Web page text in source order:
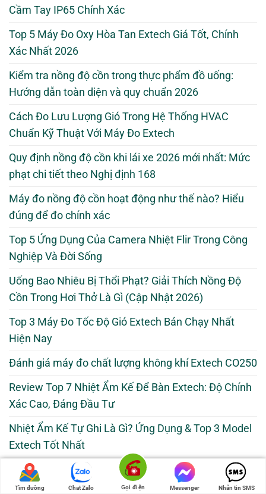
Cầm Tay IP65 Chính Xác
Top 5 Máy Đo Oxy Hòa Tan Extech Giá Tốt, Chính
Xác Nhất 2026
Kiểm tra nồng độ cồn trong thực phẩm đồ uống:
Hướng dẫn toàn diện và quy chuẩn 2026
Cách Đo Lưu Lượng Gió Trong Hệ Thống HVAC
Chuẩn Kỹ Thuật Với Máy Đo Extech
Quy định nồng độ cồn khi lái xe 2026 mới nhất: Mức
phạt chi tiết theo Nghị định 168
Máy đo nồng độ cồn hoạt động như thế nào? Hiểu
đúng để đo chính xác
Top 5 Ứng Dụng Của Camera Nhiệt Flir Trong Công
Nghiệp Và Đời Sống
Uống Bao Nhiêu Bị Thổi Phạt? Giải Thích Nồng Độ
Cồn Trong Hơi Thở Là Gì (Cập Nhật 2026)
Top 3 Máy Đo Tốc Độ Gió Extech Bán Chạy Nhất
Hiện Nay
Đánh giá máy đo chất lượng không khí Extech CO250
Review Top 7 Nhiệt Ẩm Kế Để Bàn Extech: Độ Chính
Xác Cao, Đáng Đầu Tư
Nhiệt Ẩm Kế Tự Ghi Là Gì? Ứng Dụng & Top 3 Model
Extech Tốt Nhất
Tìm đường Chat Zalo Gọi điện Messenger Nhắn tin SMS